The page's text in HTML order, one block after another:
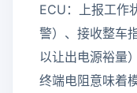
ECU：上报工作
警）、接收整车
以让出电源裕量
终端电阻意味着